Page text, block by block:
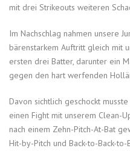
mit drei Strikeouts weiteren
Im Nachschlag nahmen unsere
bärenstarkem Auftritt gleich mit
ersten drei Batter, darunter ein
gegen den hart werfenden
Davon sichtlich geschockt
einen Fight mit unserem Clean-
nach einem Zehn-Pitch-At-Bat
Hit-by-Pitch und Back-to-Back-